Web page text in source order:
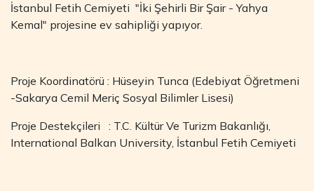
İstanbul Fetih Cemiyeti "İki Şehirli Bir Şair - Yahya
Kemal" projesine ev sahipliği yapıyor.
Proje Koordinatörü : Hüseyin Tunca (Edebiyat Öğretmeni
-Sakarya Cemil Meriç Sosyal Bilimler Lisesi)
Proje Destekçileri : T.C. Kültür Ve Turizm Bakanlığı,
International Balkan University, İstanbul Fetih Cemiyeti